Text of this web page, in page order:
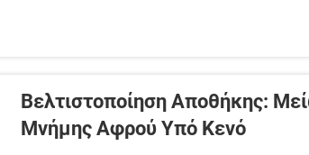
Βελτιστοποίηση Αποθήκης:
Μνήμης Αφρού Υπό Κενό